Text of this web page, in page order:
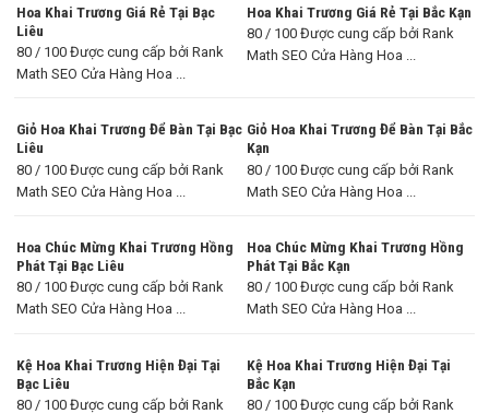
Hoa Khai Trương Giá Rẻ Tại Bạc
Liêu
80 / 100 Được cung cấp bởi Rank
Math SEO Cửa Hàng Hoa ...
Hoa Khai Trương Giá Rẻ Tại Bắc Kạn
80 / 100 Được cung cấp bởi Rank
Math SEO Cửa Hàng Hoa ...
Giỏ Hoa Khai Trương Để Bàn Tại Bạc
Liêu
80 / 100 Được cung cấp bởi Rank
Math SEO Cửa Hàng Hoa ...
Giỏ Hoa Khai Trương Để Bàn Tại Bắc
Kạn
80 / 100 Được cung cấp bởi Rank
Math SEO Cửa Hàng Hoa ...
Hoa Chúc Mừng Khai Trương Hồng
Phát Tại Bạc Liêu
80 / 100 Được cung cấp bởi Rank
Math SEO Cửa Hàng Hoa ...
Hoa Chúc Mừng Khai Trương Hồng
Phát Tại Bắc Kạn
80 / 100 Được cung cấp bởi Rank
Math SEO Cửa Hàng Hoa ...
Kệ Hoa Khai Trương Hiện Đại Tại
Bạc Liêu
80 / 100 Được cung cấp bởi Rank
Kệ Hoa Khai Trương Hiện Đại Tại
Bắc Kạn
80 / 100 Được cung cấp bởi Rank